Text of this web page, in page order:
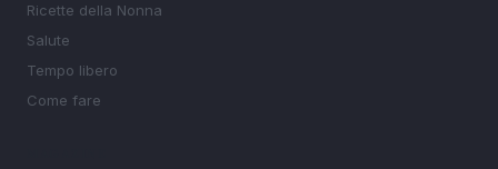
Ricette della Nonna
Salute
Tempo libero
Come fare